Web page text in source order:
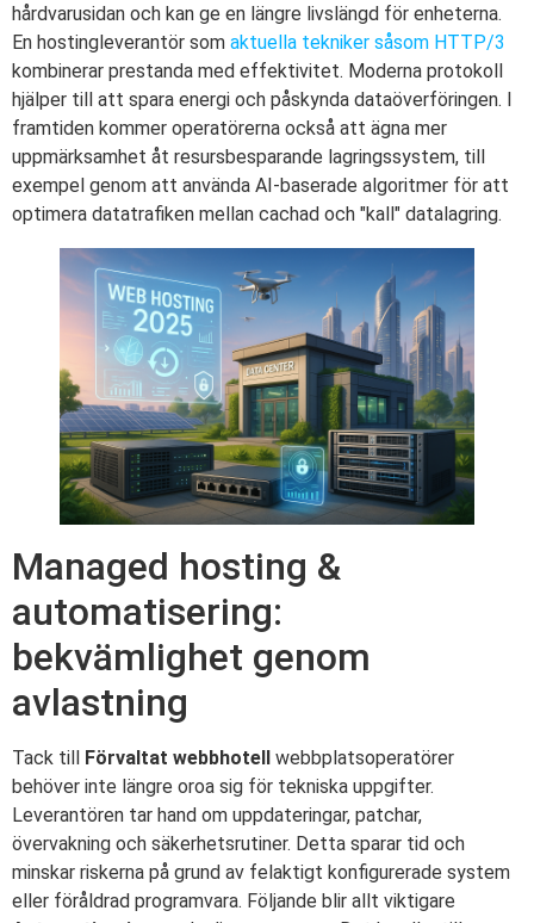
hårdvarusidan och kan ge en längre livslängd för enheterna.
En hostingleverantör som aktuella tekniker såsom HTTP/3
kombinerar prestanda med effektivitet. Moderna protokoll
hjälper till att spara energi och påskynda dataöverföringen. I
framtiden kommer operatörerna också att ägna mer
uppmärksamhet åt resursbesparande lagringssystem, till
exempel genom att använda AI-baserade algoritmer för att
optimera datatrafiken mellan cachad och "kall" datalagring.
Managed hosting &
automatisering:
bekvämlighet genom
avlastning
Tack till Förvaltat webbhotell webbplatsoperatörer
behöver inte längre oroa sig för tekniska uppgifter.
Leverantören tar hand om uppdateringar, patchar,
övervakning och säkerhetsrutiner. Detta sparar tid och
minskar riskerna på grund av felaktigt konfigurerade system
eller föråldrad programvara. Följande blir allt viktigare